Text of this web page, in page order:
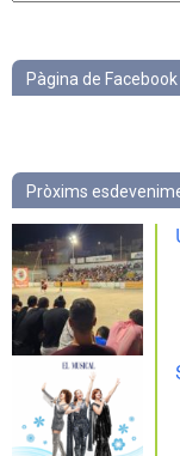
Pàgina de Facebook
Pròxims